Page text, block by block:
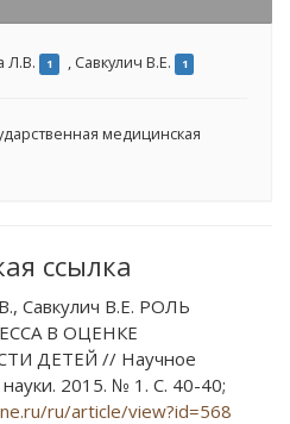
Л.В. 1 , Савкулич В.Е. 1
медицинская
ссылка
Савкулич В.Е. РОЛЬ
В ОЦЕНКЕ
ДЕТЕЙ // Научное
2015. № 1. С. 40-40;
ru/article/view?id=568